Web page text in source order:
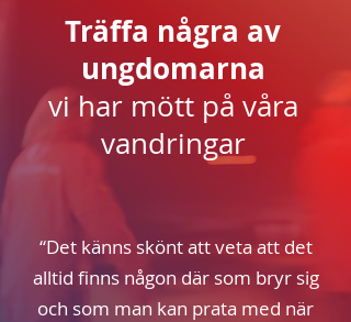
Träffa några av
ungdomarna
vi har mött på våra
vandringar
“Det känns skönt att veta att det
alltid finns någon där som bryr sig
och som man kan prata med när